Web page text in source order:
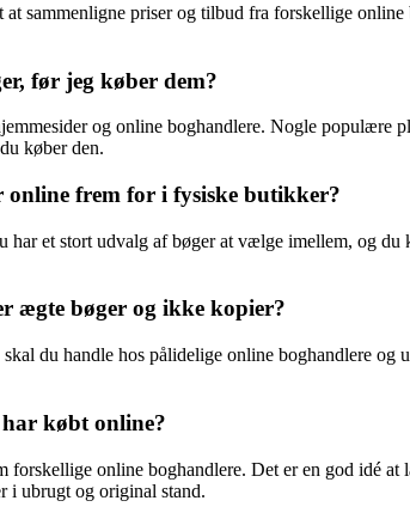
at sammenligne priser og tilbud fra forskellige
før jeg køber dem?
og online boghandlere. Nogle
køber den.
online frem for i fysiske butikker?
har et stort udvalg af bøger at vælge imellem, og
ægte bøger og ikke kopier?
du handle hos pålidelige online boghandlere
købt online?
online boghandlere. Det er en god idé
i ubrugt og original stand.